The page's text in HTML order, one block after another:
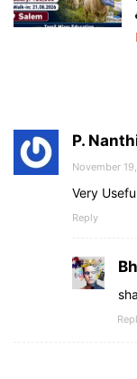
P.
November
Very
Reply